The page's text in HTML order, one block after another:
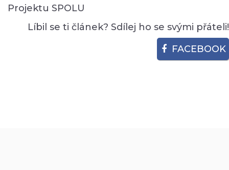
Projektu SPOLU
Líbil se ti článek? Sdílej ho se svými přáteli!
FACEBOOK